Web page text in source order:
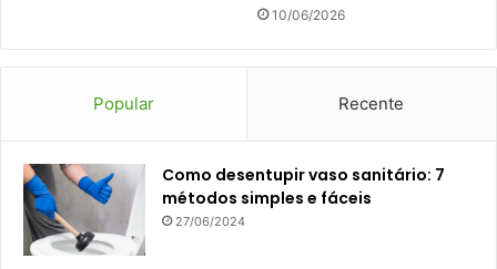
10/06/2026
Popular Recente
Como desentupir vaso sanitário: 7
métodos simples e fáceis
27/06/2024